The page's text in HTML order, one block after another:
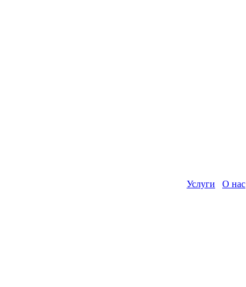
Услуги О нас